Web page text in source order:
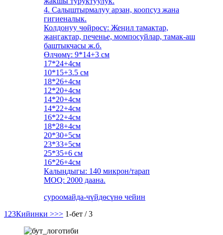
4. Салыштырмалуу арзан, коопсуз жана
гигиеналык.
Колдонуу чөйрөсү: Жеңил тамактар,
жаңгактар, печенье, момпосуйлар, тамак-аш
баштыкчасы ж.б.
Өлчөмү: 9*14+3 см
17*24+4см
10*15+3.5 см
18*26+4см
12*20+4см
14*20+4см
14*22+4см
16*22+4см
18*28+4см
20*30+5см
23*33+5см
25*35+6 см
16*26+4см
Калыңдыгы: 140 микрон/тарап
MOQ: 2000 даана.
суроомайда-чүйдөсүнө чейин
1 23Кийинки >>> 1-бет / 3